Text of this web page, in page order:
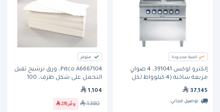
كمية محدودة
إلكترو لوكس 391041، 4 صوانٍ
مربعة ساخنة (4 كيلوواط لكل
صحن) كهربائية على فرن كهربائي
37,145
توصيل مجاني
متوفر
Pitco A6667104، ورق ترشيح ثقيل
التحمل على شكل ظرف، 100
بوصة
1,104
1,380 وفّر 276